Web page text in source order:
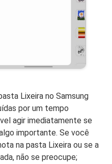
Lixeira no Samsung
por um tempo
agir imediatamente se
importante. Se você
na pasta Lixeira ou se a
não se preocupe;